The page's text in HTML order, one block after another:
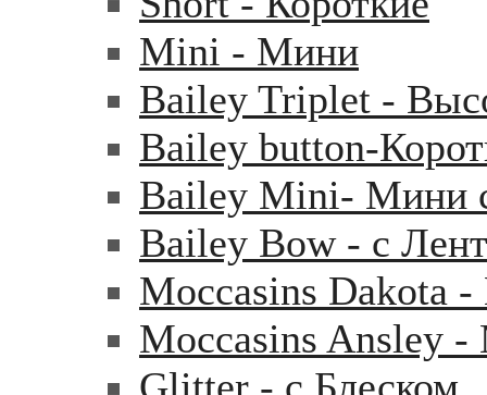
Mini - Mини
Bailey Triplet -
Bailey button-
Bailey Mini- Мини
Bailey Bow - с
Moccasins Dakota
Moccasins Ansley